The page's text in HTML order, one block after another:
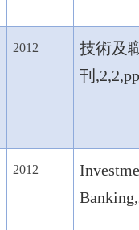
2012
技術及
刊
2012